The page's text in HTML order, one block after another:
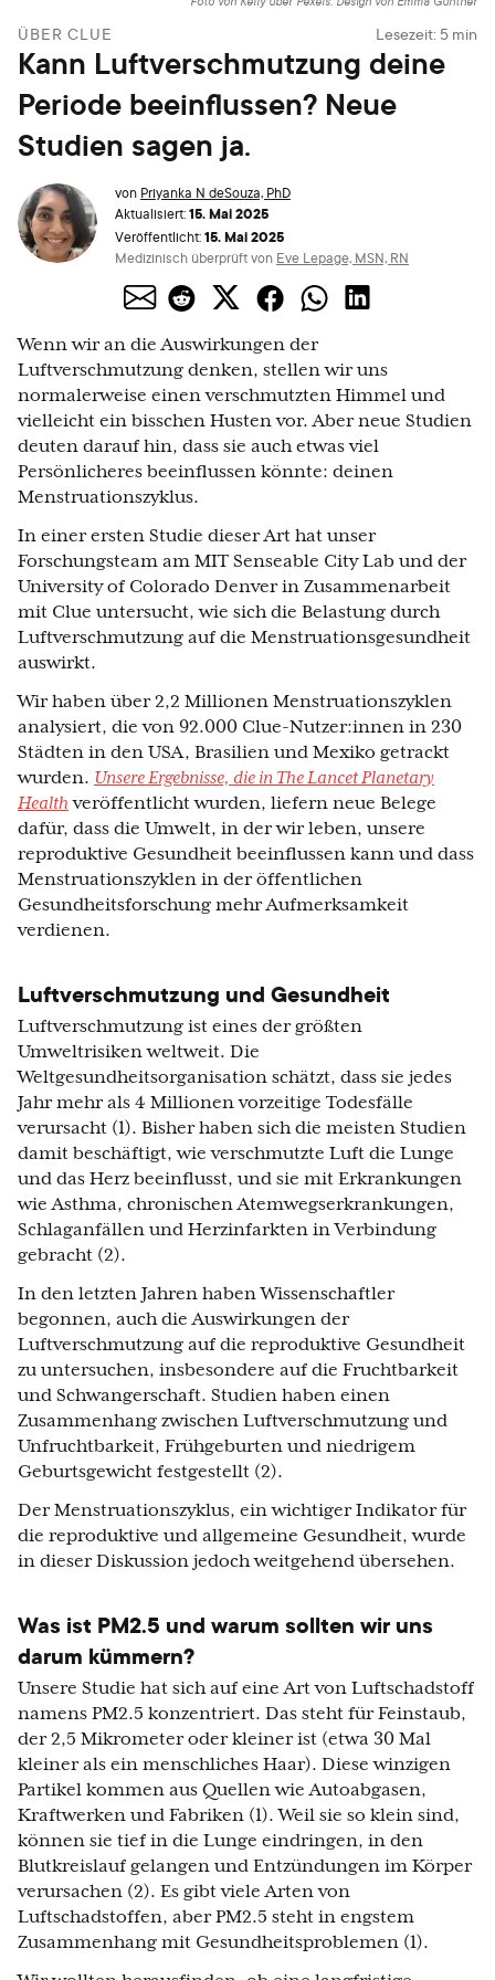
ÜBER CLUE Lesezeit: 5 min
Kann Luftverschmutzung deine
Periode beeinflussen? Neue
Studien sagen ja.
von Priyanka N deSouza, PhD
Aktualisiert:15. Mai 2025
Veröffentlicht:15. Mai 2025
Medizinisch überprüft von Eve Lepage, MSN, RN
Wenn wir an die Auswirkungen der
Luftverschmutzung denken, stellen wir uns
normalerweise einen verschmutzten Himmel und
vielleicht ein bisschen Husten vor. Aber neue Studien
deuten darauf hin, dass sie auch etwas viel
Persönlicheres beeinflussen könnte: deinen
Menstruationszyklus.
In einer ersten Studie dieser Art hat unser
Forschungsteam am MIT Senseable City Lab und der
University of Colorado Denver in Zusammenarbeit
mit Clue untersucht, wie sich die Belastung durch
Luftverschmutzung auf die Menstruationsgesundheit
auswirkt.
Wir haben über 2,2 Millionen Menstruationszyklen
analysiert, die von 92.000 Clue-Nutzer:innen in 230
Städten in den USA, Brasilien und Mexiko getrackt
wurden. Unsere Ergebnisse, die in The Lancet Planetary
Health veröffentlicht wurden, liefern neue Belege
dafür, dass die Umwelt, in der wir leben, unsere
reproduktive Gesundheit beeinflussen kann und dass
Menstruationszyklen in der öffentlichen
Gesundheitsforschung mehr Aufmerksamkeit
verdienen.
Luftverschmutzung und Gesundheit
Luftverschmutzung ist eines der größten
Umweltrisiken weltweit. Die
Weltgesundheitsorganisation schätzt, dass sie jedes
Jahr mehr als 4 Millionen vorzeitige Todesfälle
verursacht (1). Bisher haben sich die meisten Studien
damit beschäftigt, wie verschmutzte Luft die Lunge
und das Herz beeinflusst, und sie mit Erkrankungen
wie Asthma, chronischen Atemwegserkrankungen,
Schlaganfällen und Herzinfarkten in Verbindung
gebracht (2).
In den letzten Jahren haben Wissenschaftler
begonnen, auch die Auswirkungen der
Luftverschmutzung auf die reproduktive Gesundheit
zu untersuchen, insbesondere auf die Fruchtbarkeit
und Schwangerschaft. Studien haben einen
Zusammenhang zwischen Luftverschmutzung und
Unfruchtbarkeit, Frühgeburten und niedrigem
Geburtsgewicht festgestellt (2).
Der Menstruationszyklus, ein wichtiger Indikator für
die reproduktive und allgemeine Gesundheit, wurde
in dieser Diskussion jedoch weitgehend übersehen.
Was ist PM2.5 und warum sollten wir uns
darum kümmern?
Unsere Studie hat sich auf eine Art von Luftschadstoff
namens PM2.5 konzentriert. Das steht für Feinstaub,
der 2,5 Mikrometer oder kleiner ist (etwa 30 Mal
kleiner als ein menschliches Haar). Diese winzigen
Partikel kommen aus Quellen wie Autoabgasen,
Kraftwerken und Fabriken (1). Weil sie so klein sind,
können sie tief in die Lunge eindringen, in den
Blutkreislauf gelangen und Entzündungen im Körper
verursachen (2). Es gibt viele Arten von
Luftschadstoffen, aber PM2.5 steht in engstem
Zusammenhang mit Gesundheitsproblemen (1).